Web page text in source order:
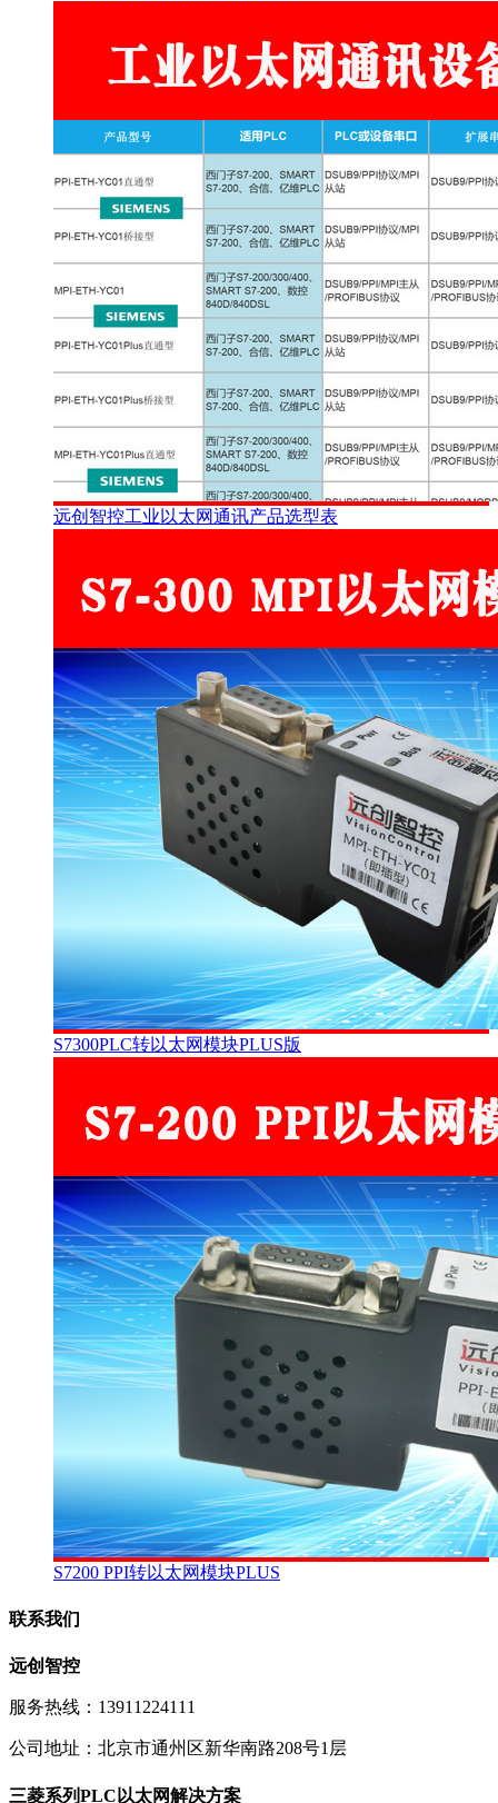
远创智控工业以太网通讯产品选型表
S7300PLC转以太网模块PLUS版
S7200 PPI转以太网模块PLUS
联系我们
远创智控
服务热线：13911224111
公司地址：北京市通州区新华南路208号1层
三菱系列PLC以太网解决方案